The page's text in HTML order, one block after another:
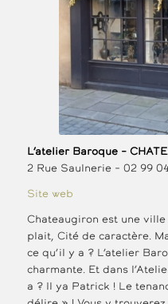
L’atelier Baroque –
2 Rue Saulnerie – 02 99
Site web
Chateaugiron est une ville
plait, Cité de caractère.
ce qu’il y a ? L’atelier
charmante. Et dans
a ? Il ya Patrick ! Le